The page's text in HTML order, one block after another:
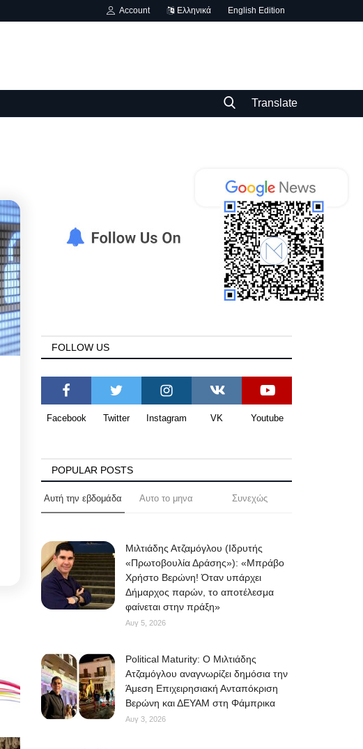
Account Ελληνικά English Edition
Translate
FOLLOW US
Facebook Twitter Instagram VK Youtube
POPULAR POSTS
Αυτή την εβδομάδα Αυτο το μηνα Συνεχώς
Μιλτιάδης Ατζαμόγλου (Ιδρυτής
«Πρωτοβουλία Δράσης»): «Μπράβο
Χρήστο Βερώνη! Όταν υπάρχει
Δήμαρχος παρών, το αποτέλεσμα
φαίνεται στην πράξη»
Αυγ 5, 2026
Political Maturity: Ο Μιλτιάδης
Ατζαμόγλου αναγνωρίζει δημόσια την
Άμεση Επιχειρησιακή Ανταπόκριση
Βερώνη και ΔΕΥΑΜ στη Φάμπρικα
Αυγ 3, 2026